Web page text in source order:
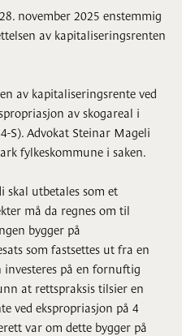
november 2025 enstemmig
av kapitaliseringsrenten
av kapitaliseringsrente ved
av skogareal i
S). Advokat Steinar Mageli
fylkeskommune i saken.
utbetales som et
må da regnes om til
bygger på
som fastsettes ut fra en
på en fornuftig
at rettspraksis tilsier en
ved ekspropriasjon på 4
var om dette bygger på